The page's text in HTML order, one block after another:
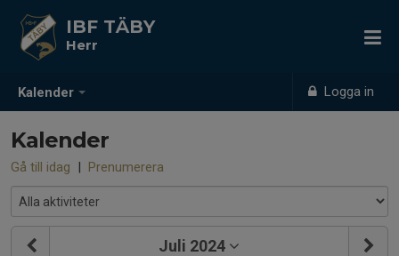
Kalender Logga in
IBF TÄBY
Herr
Kalender
Gå till idag | Prenumerera
Juli 2024